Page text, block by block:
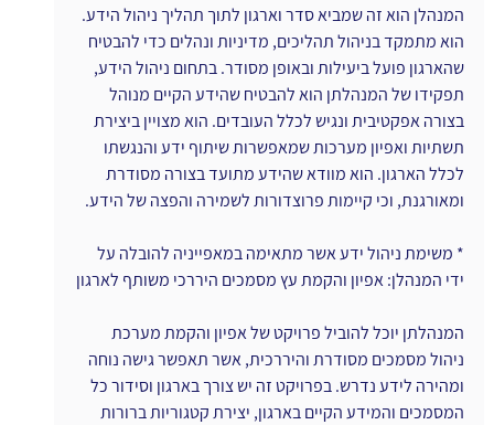
המנהלן הוא זה שמביא סדר וארגון לתוך תהליך ניהול הידע.
הוא מתמקד בניהול תהליכים, מדיניות ונהלים כדי להבטיח
שהארגון פועל ביעילות ובאופן מסודר. בתחום ניהול הידע,
תפקידו של המנהלתן הוא להבטיח שהידע הקיים מנוהל
בצורה אפקטיבית ונגיש לכלל העובדים. הוא מצויין ביצירת
תשתיות ואפיון מערכות שמאפשרות שיתוף ידע והנגשתו
לכלל הארגון. הוא מוודא שהידע מתועד בצורה מסודרת
ומאורגנת, וכי קיימות פרוצדורות לשמירה והפצה של הידע.
* משימת ניהול ידע אשר מתאימה במאפייניה להובלה על
ידי המנהלן: אפיון והקמת עץ מסמכים היררכי משותף לארגון
המנהלתן יוכל להוביל פרויקט של אפיון והקמת מערכת
ניהול מסמכים מסודרת והיררכית, אשר תאפשר גישה נוחה
ומהירה לידע נדרש. בפרויקט זה יש צורך בארגון וסידור כל
המסמכים והמידע הקיים בארגון, יצירת קטגוריות ברורות